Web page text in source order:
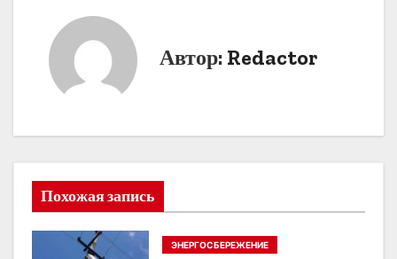
я
п
Автор: Redactor
Похожая запись
ЭНЕРГОСБЕРЕЖЕНИЕ